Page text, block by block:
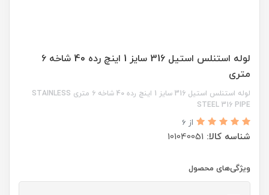
لوله استنلس استیل 316 سایز 1 اینچ رده 40 شاخه ۶
متری
لوله استنلس استیل 316 سایز 1 اینچ رده 40 شاخه ۶ متری STAINLESS
STEEL 316 PIPE
از 6
شناسه کالا: 101040051
ویژگی‌های محصول